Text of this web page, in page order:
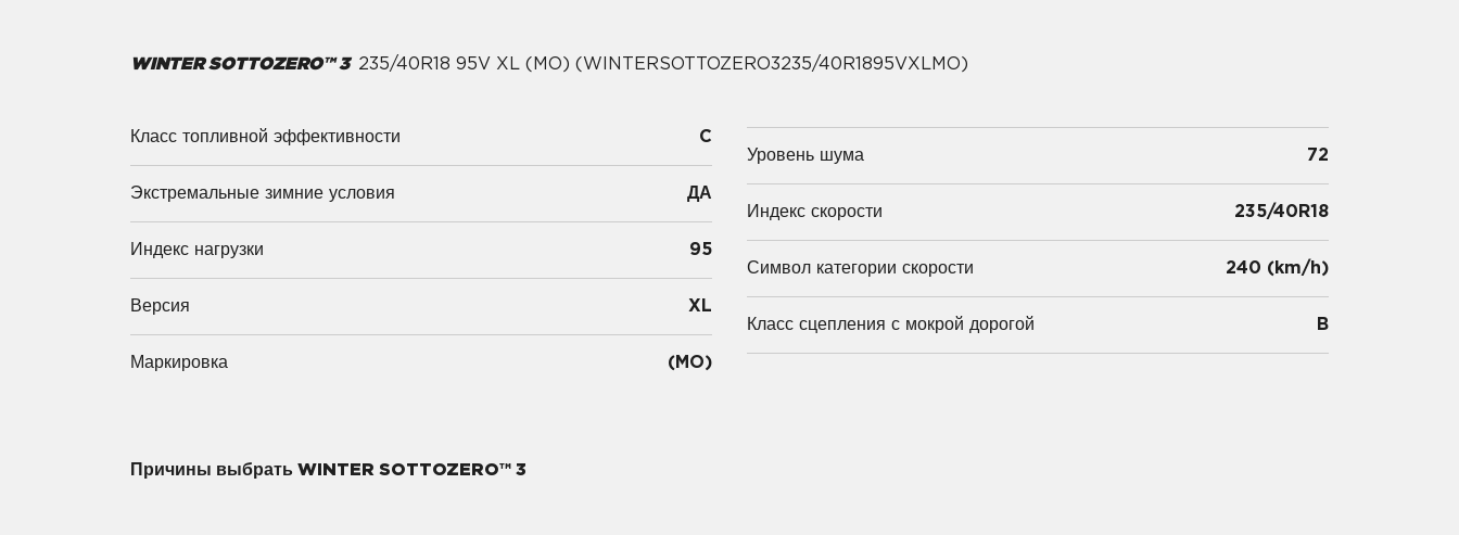
WINTER SOTTOZERO™ 3 235/40R18 95V XL (MO) (WINTERSOTTOZERO3235/40R1895VXLMO)
Класс топливной эффективности C
Экстремальные зимние условия ДА
Индекс нагрузки 95
Версия XL
Маркировка (MO)
Уровень шума 72
Индекс скорости 235/40R18
Символ категории скорости 240 (km/h)
Класс сцепления с мокрой дорогой B
Причины выбрать WINTER SOTTOZERO™ 3